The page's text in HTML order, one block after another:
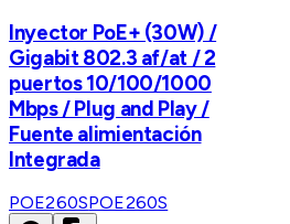
Inyector PoE+ (30W) /
Gigabit 802.3 af/at / 2
puertos 10/100/1000
Mbps / Plug and Play /
Fuente alimientación
Integrada
POE260SPOE260S